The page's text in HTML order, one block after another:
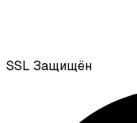
SSL Защищён